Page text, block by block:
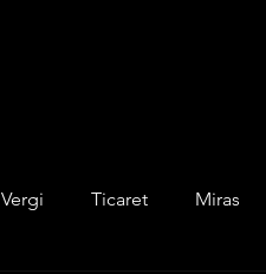
Vergi Ticaret Miras